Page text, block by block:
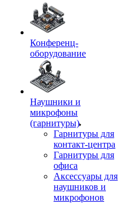
Конференц-
оборудование
Наушники и
микрофоны
(гарнитуры)
Гарнитуры для
контакт-центра
Гарнитуры для
офиса
Аксессуары для
наушников и
микрофонов